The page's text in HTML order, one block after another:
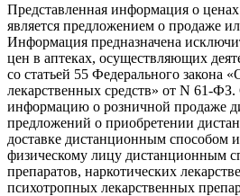
Представленная информация о
является предложением о продаже
Информация предназначена
цен в аптеках, осуществляющих
со статьей 55 Федерального закона
лекарственных средств» от N 61-
информацию о розничной продаже
предложений о приобретении
доставке дистанционным способом
физическому лицу дистанционным
препаратов, наркотических
психотропных лекарственных